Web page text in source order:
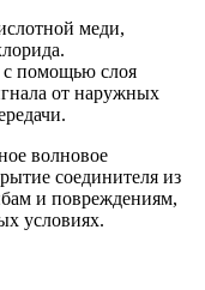
меди,
с помощью слоя
от наружных
волновое
соединителя из
и повреждениям,
условиях.